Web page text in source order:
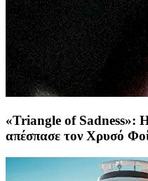
«Triangle of Sadness»:
απέσπασε τον Χρυσό